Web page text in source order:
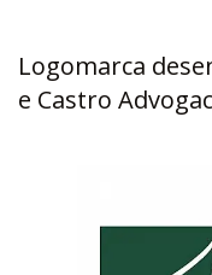
Logomarca
e Castro